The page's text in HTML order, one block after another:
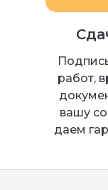
работ,
вашу
даем